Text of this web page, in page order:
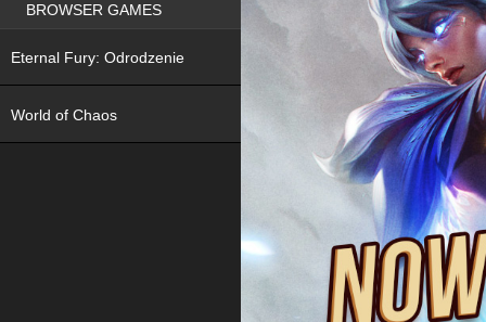
BROWSER GAMES
Eternal Fury: Odrodzenie
World of Chaos